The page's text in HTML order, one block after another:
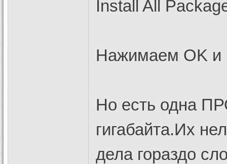
Install All
Нажимаем OK
Но есть одна
гигабайта.Их
дела гораздо